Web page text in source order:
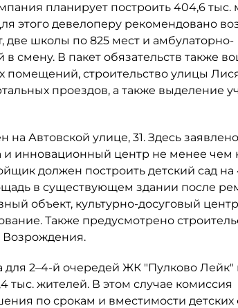
планирует построить 404,6 тыс.
этого девелоперу рекомендовано
две школы по 825 мест и амбулаторно-
смену. В пакет обязательств также
помещений, строительство улицы
проездов, а также выделение
на Автовской улице, 31. Здесь заявлено
и инновационный центр не менее чем
должен построить детский сад
в существующем здании после
объект, культурно-досуговый
Также предусмотрено
для 2–4-й очередей ЖК "Пулково Лейк"
жителей. В этом случае комиссия
по срокам и вместимости детских